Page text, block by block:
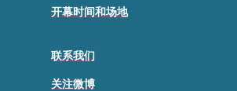
开幕时间和场地
联系我们
关注微博